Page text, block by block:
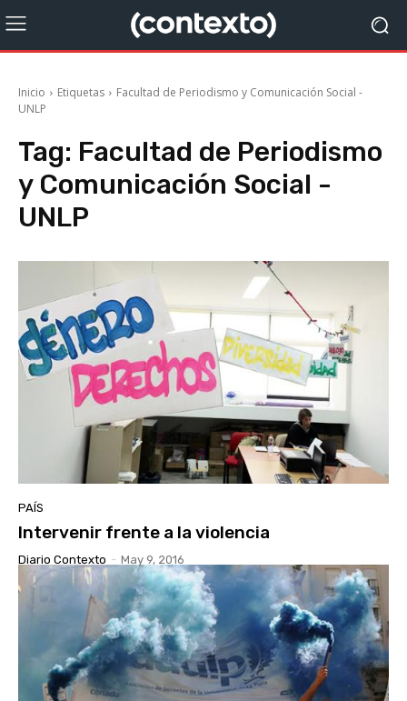
Inicio Etiquetas
Facultad de Periodismo y Comunicación Social -
UNLP
Tag: Facultad de Periodismo
y Comunicación Social -
UNLP
PAÍS
Intervenir frente a la violencia
Diario Contexto - May 9, 2016